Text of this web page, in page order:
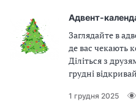
Адвент-
Заглядайте в
де вас чекають
Діліться з
грудні
1 грудня 2025